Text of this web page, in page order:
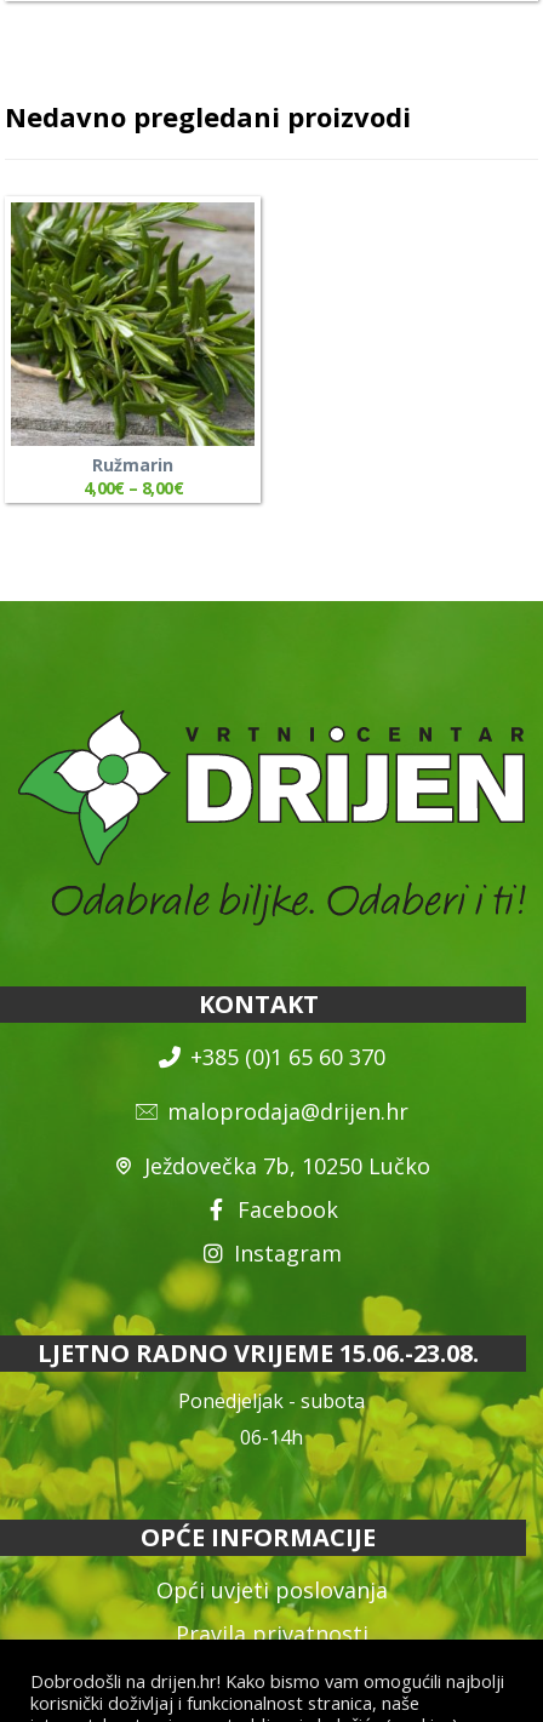
Nedavno pregledani proizvodi
Ružmarin
4,00€– 8,00€
KONTAKT
+385 (0)1 65 60 370
maloprodaja@drijen.hr
Ježdovečka 7b, 10250 Lučko
Facebook
Instagram
LJETNO RADNO VRIJEME 15.06.-23.08.
Ponedjeljak - subota
06-14h
OPĆE INFORMACIJE
Opći uvjeti poslovanja
Pravila privatnosti
Reklamacija proizvoda
Dobrodošli na drijen.hr! Kako bismo vam omogućili najbolji
korisnički doživljaj i funkcionalnost stranica, naše